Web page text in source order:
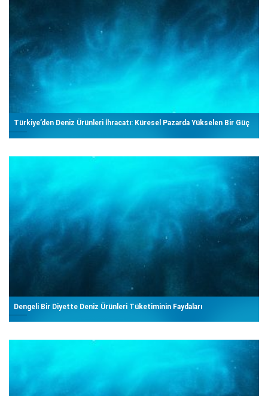
Türkiye’den Deniz Ürünleri İhracatı: Küresel Pazarda Yükselen Bir Güç
Dengeli Bir Diyette Deniz Ürünleri Tüketiminin Faydaları